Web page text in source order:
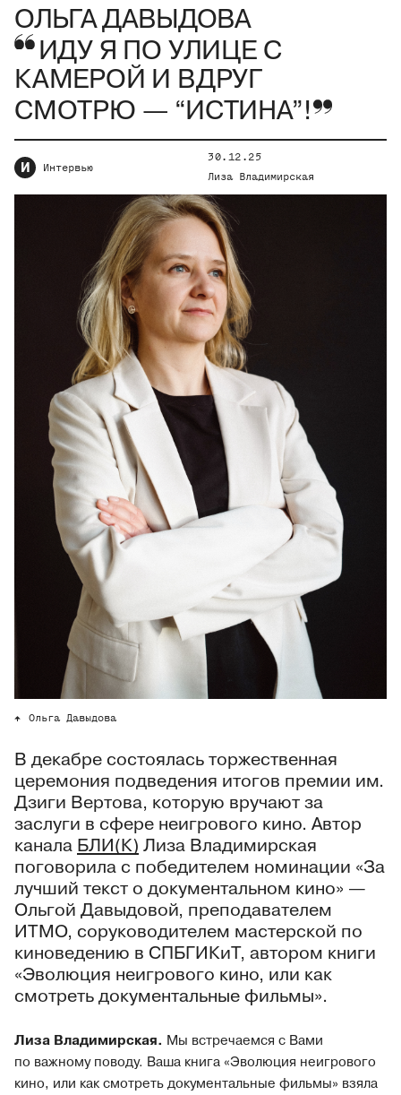
ОЛЬГА ДАВЫДОВА
ИДУ Я ПО УЛИЦЕ С
КАМЕРОЙ И ВДРУГ
СМОТРЮ — “ИСТИНА”!
И Интервью
30.12.25
Лиза Владимирская
Ольга Давыдова
В декабре состоялась торжественная
церемония подведения итогов премии им.
Дзиги Вертова, которую вручают за
заслуги в сфере неигрового кино. Автор
канала БЛИ(К) Лиза Владимирская
поговорила с победителем номинации «За
лучший текст о документальном кино» —
Ольгой Давыдовой, преподавателем
ИТМО, соруководителем мастерской по
киноведению в СПБГИКиТ, автором книги
«Эволюция неигрового кино, или как
смотреть документальные фильмы».
Лиза Владимирская. Мы встречаемся с Вами
по важному поводу. Ваша книга «Эволюция неигрового
кино, или как смотреть документальные фильмы» взяла